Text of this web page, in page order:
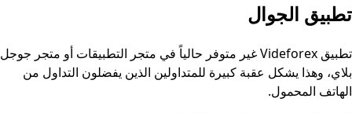
تطبيق الجوال
تطبيق Videforex غير متوفر حالياً في متجر التطبيقات أو متجر جوجل
بلاي، وهذا يشكل عقبة كبيرة للمتداولين الذين يفضلون التداول من
الهاتف المحمول.